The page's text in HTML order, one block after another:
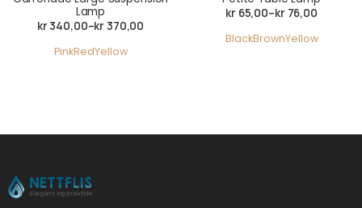
Lamp
kr340,00–kr370,00
Price
range:
kr 340,00
PinkRedYellow
kr65,00–kr76,00
Price
range:
kr 65,00
BlackBrownYellow